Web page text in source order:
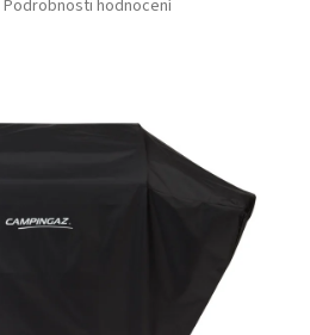
Podrobnosti hodnocení